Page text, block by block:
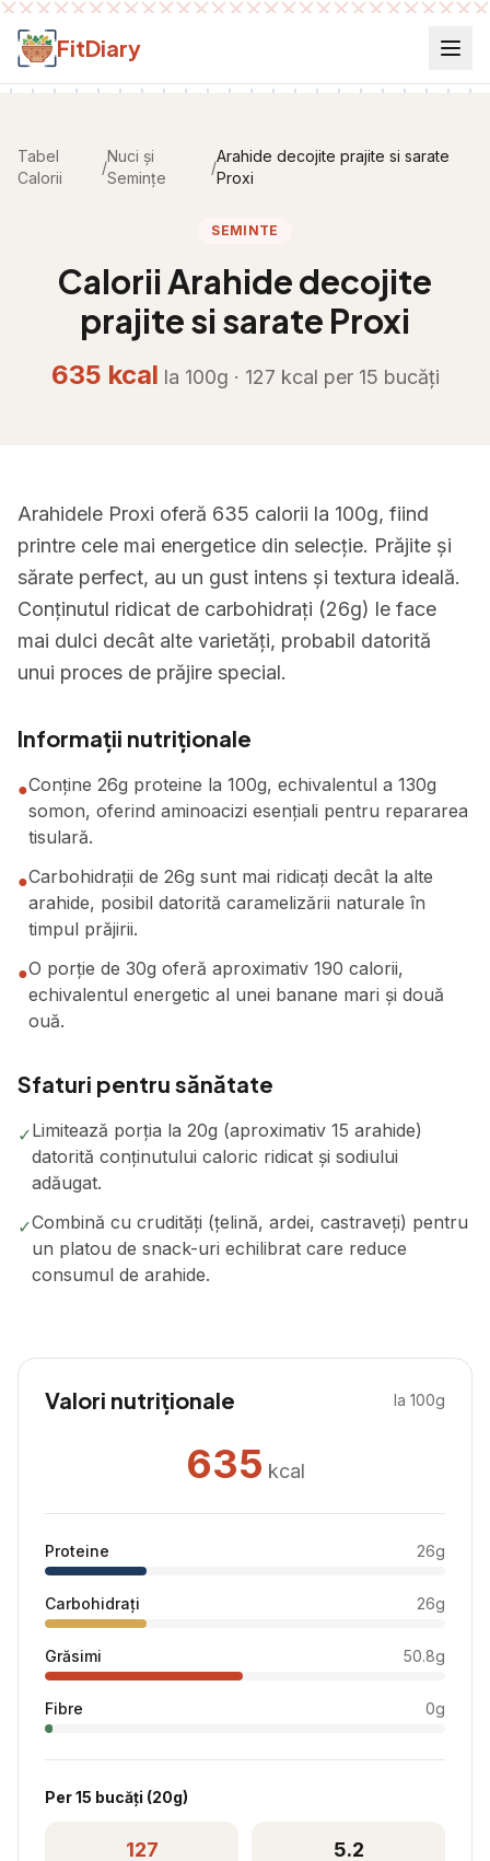
Salt la conținut
FitDiary
Tabel
Calorii
/
Nuci și
Semințe
/
Arahide decojite prajite si sarate
Proxi
SEMINTE
CaloriiArahide decojite
prajite si sarate Proxi
635 kcal la 100g · 127 kcal per 15 bucăți
Arahidele Proxi oferă 635 calorii la 100g, fiind
printre cele mai energetice din selecție. Prăjite și
sărate perfect, au un gust intens și textura ideală.
Conținutul ridicat de carbohidrați (26g) le face
mai dulci decât alte varietăți, probabil datorită
unui proces de prăjire special.
Informații nutriționale
●Conține 26g proteine la 100g, echivalentul a 130g
somon, oferind aminoacizi esențiali pentru repararea
tisulară.
●Carbohidrații de 26g sunt mai ridicați decât la alte
arahide, posibil datorită caramelizării naturale în
timpul prăjirii.
●O porție de 30g oferă aproximativ 190 calorii,
echivalentul energetic al unei banane mari și două
ouă.
Sfaturi pentru sănătate
✓Limitează porția la 20g (aproximativ 15 arahide)
datorită conținutului caloric ridicat și sodiului
adăugat.
✓Combină cu crudități (țelină, ardei, castraveți) pentru
un platou de snack-uri echilibrat care reduce
consumul de arahide.
Valori nutriționale la 100g
635 kcal
Proteine 26g
Carbohidrați 26g
Grăsimi 50.8g
Fibre 0g
Per15 bucăți (20g)
127 5.2